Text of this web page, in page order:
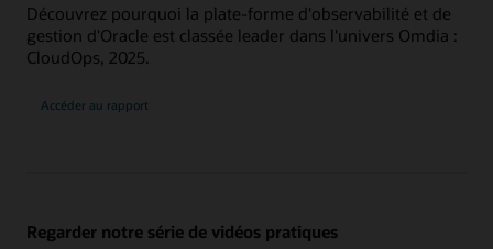
Découvrez pourquoi la plate-forme d'observabilité et de
gestion d'Oracle est classée leader dans l'univers Omdia :
CloudOps, 2025.
Accéder au rapport
Regarder notre série de vidéos pratiques